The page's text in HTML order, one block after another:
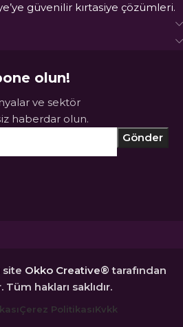
güvenilir kırtasiye çözümleri.
olun!
ve sektör
haberdar olun.
Okko Creative® tarafından
Tüm hakları saklıdır.
Çerez PolitikasıKvkk